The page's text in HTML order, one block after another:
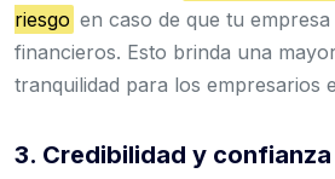
riesgo en caso de que tu
financieros. Esto brinda una
tranquilidad para los empresarios
3. Credibilidad y confianza